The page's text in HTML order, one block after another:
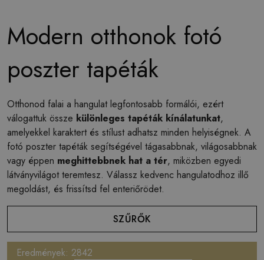
Modern otthonok fotó
poszter tapéták
Otthonod falai a hangulat legfontosabb formálói, ezért
válogattuk össze különleges tapéták kínálatunkat,
amelyekkel karaktert és stílust adhatsz minden helyiségnek. A
fotó poszter tapéták segítségével tágasabbnak, világosabbnak
vagy éppen meghittebbnek hat a tér, miközben egyedi
látványvilágot teremtesz. Válassz kedvenc hangulatodhoz illő
megoldást, és frissítsd fel enteriőrödet.
SZŰRŐK
Eredmények: 2842